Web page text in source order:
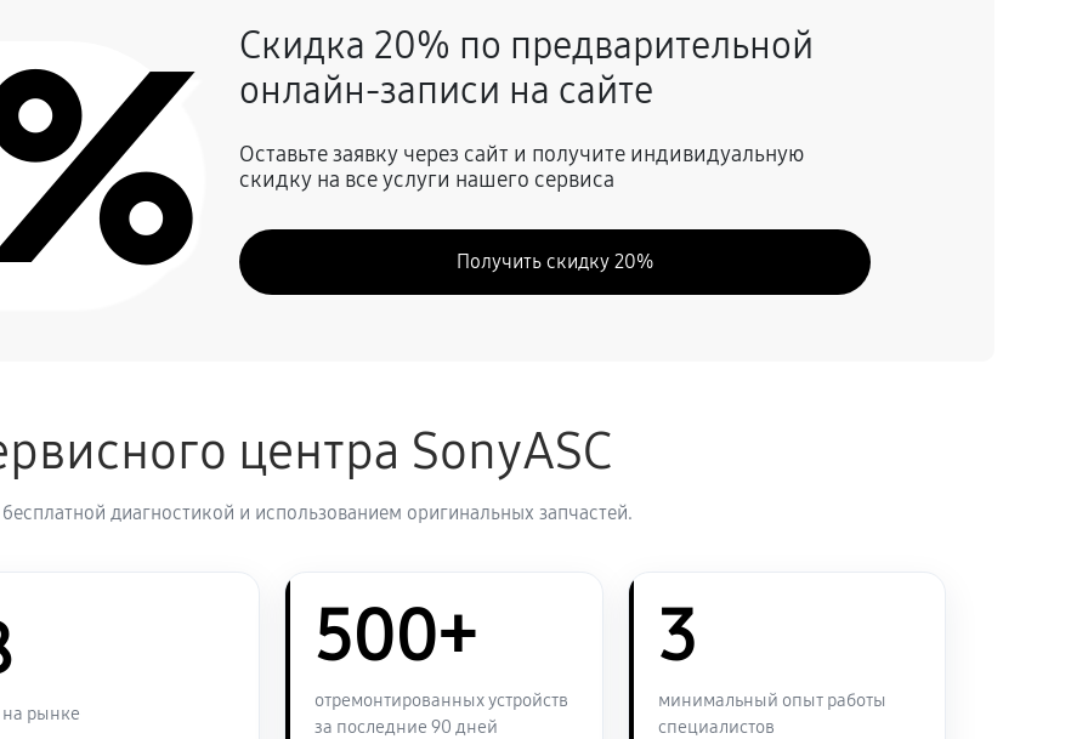
1190 руб 60 минут Заказать
VGN-A160
Заказать
1320 руб 60 минут
VGN-A160 1270 руб 60 минут
1790 руб 120 минут
Скидка 20% по предварительной
онлайн-записи на сайте
Оставьте заявку через сайт и получите индивидуальную
скидку на все услуги нашего сервиса
Получить скидку 20%
центра SonyASC
диагностикой и использованием оригинальных запчастей.
на рынке
500+
отремонтированных устройств
за последние 90 дней
3
минимальный опыт работы
специалистов